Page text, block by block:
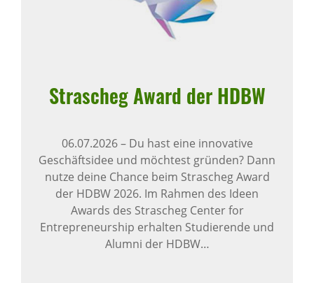
Stra­scheg Award der HDBW
06.07.2026–Du hast eine innovative
Geschäftsidee und möchtest gründen? Dann
nutze deine Chance beim Strascheg Award
der HDBW 2026. Im Rahmen des Ideen
Awards des Strascheg Center for
Entrepreneurship erhalten Studierende und
Alumni der HDBW…